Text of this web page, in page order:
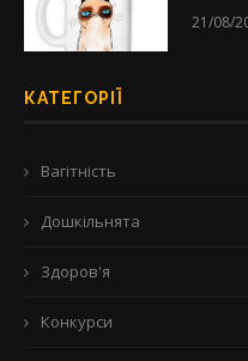
21/08/
КАТЕГОРІЇ
Вагітність
Дошкільнята
Здоров'я
Конкурси